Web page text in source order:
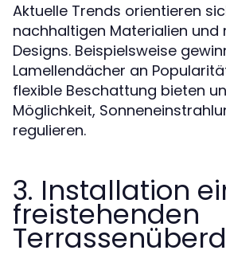
Aktuelle Trends orientieren
nachhaltigen Materialien und
Designs. Beispielsweise
Lamellendächer an
flexible Beschattung bieten
Möglichkeit,
regulieren.
3. Installation
freistehenden